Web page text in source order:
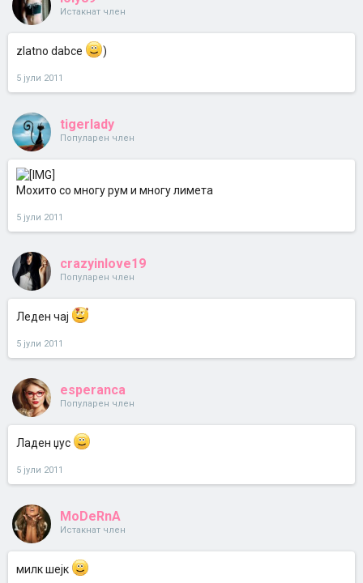
Истакнат член
zlatno dabce )
5 јули 2011
tigerlady
Популарен член
Мохито со многу рум и многу лимета
5 јули 2011
crazyinlove19
Популарен член
Леден чај
5 јули 2011
esperanca
Популарен член
Ладен џус
5 јули 2011
MoDeRnA
Истакнат член
милк шејк